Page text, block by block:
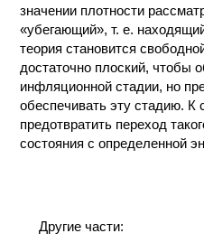
значении плотности
«убегающий», т. е.
теория становится
достаточно плоский, чтобы
инфляционной стадии, но
обеспечивать эту стадию. К
предотвратить переход
состояния с определенной
Другие части: